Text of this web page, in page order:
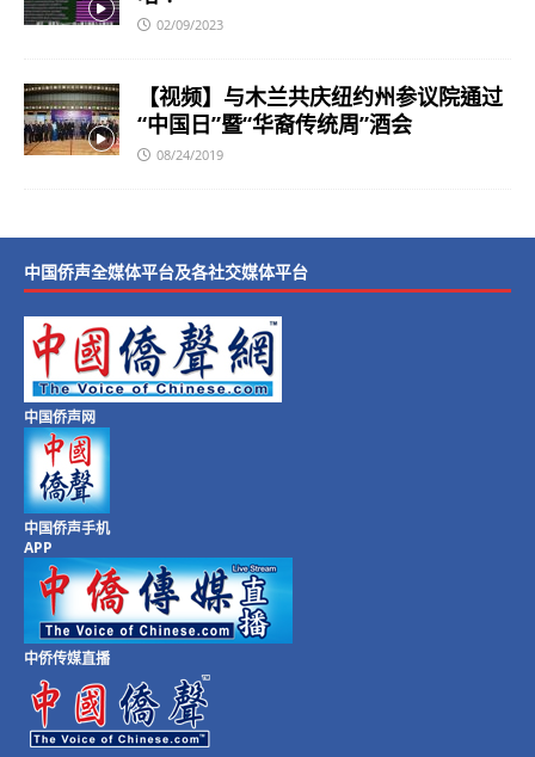
02/09/2023
【视频】与木兰共庆纽约州参议院通过
“中国日”暨“华裔传统周”酒会
08/24/2019
中国侨声全媒体平台及各社交媒体平台
中国侨声网
中国侨声手机
APP
中侨传媒直播